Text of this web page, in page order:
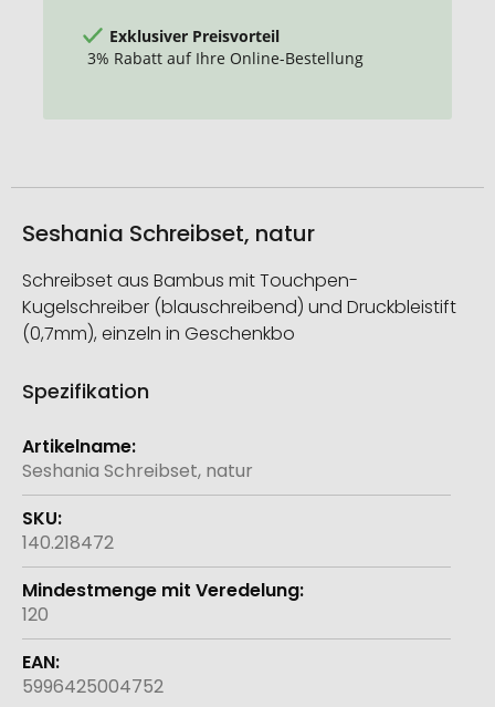
Exklusiver Preisvorteil
3% Rabatt auf Ihre Online-Bestellung
Seshania Schreibset, natur
Schreibset aus Bambus mit Touchpen-
Kugelschreiber (blauschreibend) und Druckbleistift
(0,7mm), einzeln in Geschenkbo
Spezifikation
Weitere
Informationen
Seshania Schreibset, natur
140.218472
120
5996425004752